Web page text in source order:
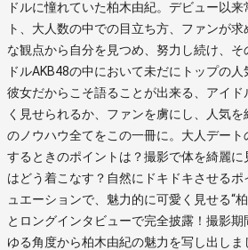
ドルに憧れていた柏木由紀。デビュー以
ト、大人数の中での目立ち方、ファンが
な観点から自分を見つめ、努力し続け、
ドルAKB48の中において未だにトップの人
彼女だからこそ語ることが出来る、アイ
く見せられるか、ファンを虜にし、人気
のノウハウ全てをこの一冊に。大人デート
するときのポイントは？撮影で体を綺麗
はどう着こなす？自然にドキドキさせる
ュエーションで、魅力的に可愛く見せる“
とロングインタビューで完全披露！撮影
ゆる角度から柏木由紀の魅力を写し出しま